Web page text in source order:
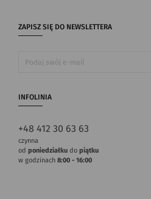
ZAPISZ SIĘ DO NEWSLETTERA
INFOLINIA
+48 412 30 63 63
czynna
od poniedziałku do piątku
w godzinach 8:00 - 16:00